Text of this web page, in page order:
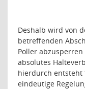
Deshalb wird von
betreffenden
Poller
absolutes
hierdurch entsteht
eindeutige